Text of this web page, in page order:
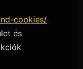
cookies/
és